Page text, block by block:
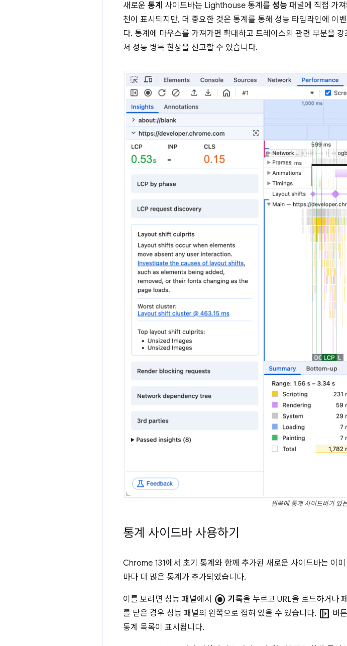
새로운 통계 사이드바는 Lighthouse 통계를 성능 패널에 직접 가
천이 표시되지만, 더 중요한 것은 통계를 통해 성능 타임라인에 이
다. 통계에 마우스를 가져가면 확대하고 트레이스의 관련 부분을
서 성능 병목 현상을 신고할 수 있습니다.
왼쪽에 통계 사이드바가 있
통계 사이드바 사용하기
Chrome 131에서 초기 통계와 함께 추가된 새로운 사이드바는 이
마다 더 많은 통계가 추가되었습니다.
이를 보려면 성능 패널에서 radio_button_checked 기록을 누르고 URL을 로드하거나
를 닫은 경우 성능 패널의 왼쪽으로 접혀 있을 수 있습니다. left_panel_open 버
통계 목록이 표시됩니다.